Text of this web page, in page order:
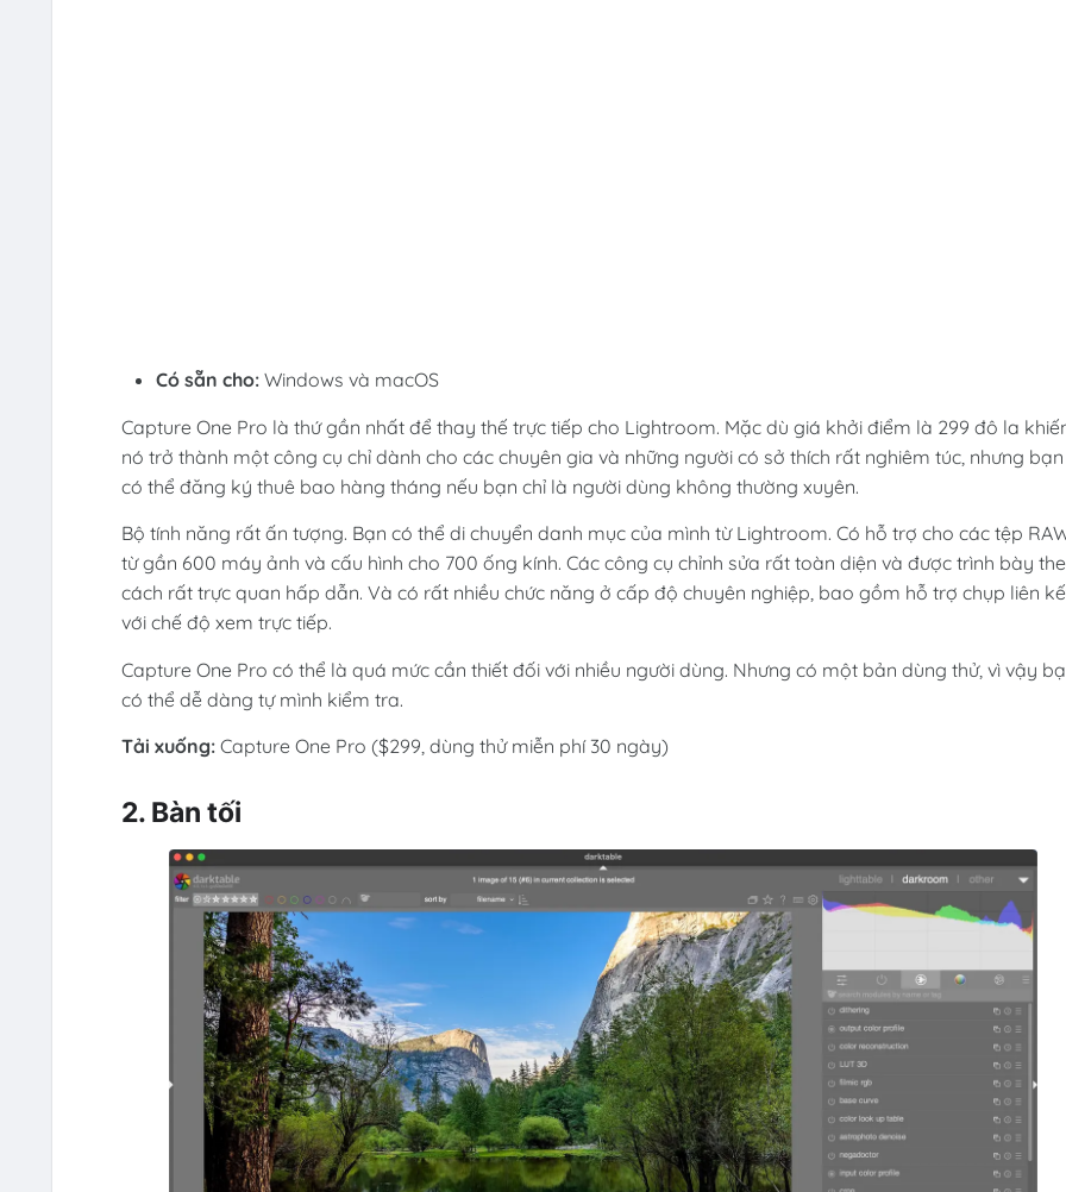
Có sẵn cho: Windows và macOS
Capture One Pro là thứ gần nhất để thay thế trực tiếp cho Lightroom. Mặc dù giá khởi điểm là 299 đô la
nó trở thành một công cụ chỉ dành cho các chuyên gia và những người có sở thích rất nghiêm túc, nhưng bạn
có thể đăng ký thuê bao hàng tháng nếu bạn chỉ là người dùng không thường xuyên.
Bộ tính năng rất ấn tượng. Bạn có thể di chuyển danh mục của mình từ Lightroom. Có hỗ trợ cho các tệp
từ gần 600 máy ảnh và cấu hình cho 700 ống kính. Các công cụ chỉnh sửa rất toàn diện và được trình bày
cách rất trực quan hấp dẫn. Và có rất nhiều chức năng ở cấp độ chuyên nghiệp, bao gồm hỗ trợ chụp liên
với chế độ xem trực tiếp.
Capture One Pro có thể là quá mức cần thiết đối với nhiều người dùng. Nhưng có một bản dùng thử, vì vậy
có thể dễ dàng tự mình kiểm tra.
Tải xuống:Capture One Pro ($299, dùng thử miễn phí 30 ngày)
2. Bàn tối